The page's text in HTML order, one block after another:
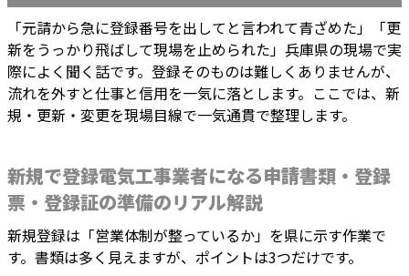
「元請から急に登録番号を出してと言われて青ざめた」「更
新をうっかり飛ばして現場を止められた」――兵庫県の現場で実
際によく聞く話です。登録そのものは難しくありませんが、
流れを外すと仕事と信用を一気に落とします。ここでは、新
規・更新・変更を現場目線で一気通貫で整理します。
新規で登録電気工事業者になる申請書類・登録
票・登録証の準備のリアル解説
新規登録は「営業体制が整っているか」を県に示す作業で
す。書類は多く見えますが、ポイントは3つだけです。